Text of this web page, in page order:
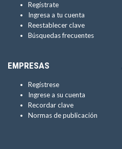
Regístrate
Ingresa a tu cuenta
Reestablecer clave
Búsquedas frecuentes
EMPRESAS
Regístrese
Ingrese a su cuenta
Recordar clave
Normas de publicación